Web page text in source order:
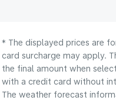
* The displayed prices are
card surcharge may apply.
the final amount when
with a credit card without
The weather forecast